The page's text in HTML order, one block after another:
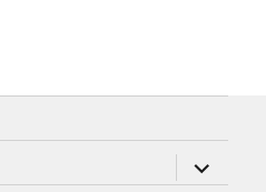
サ
ブ